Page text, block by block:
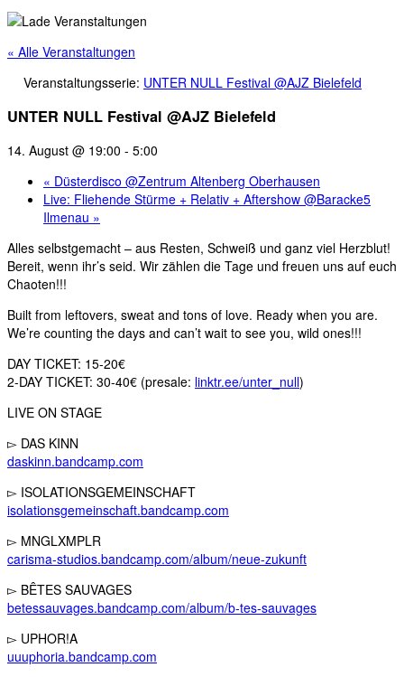
« Alle Veranstaltungen
Veranstaltungsserie: UNTER NULL Festival @AJZ Bielefeld
UNTER NULL Festival @AJZ Bielefeld
14. August @ 19:00 - 5:00
« Düsterdisco @Zentrum Altenberg Oberhausen
Live: Fliehende Stürme + Relativ + Aftershow @Baracke5
Ilmenau »
Alles selbstgemacht – aus Resten, Schweiß und ganz viel Herzblut!
Bereit, wenn ihr’s seid. Wir zählen die Tage und freuen uns auf euch
Chaoten!!!
Built from leftovers, sweat and tons of love. Ready when you are.
We’re counting the days and can’t wait to see you, wild ones!!!
DAY TICKET: 15-20€
2-DAY TICKET: 30-40€ (presale: linktr.ee/unter_null)
LIVE ON STAGE
▻ DAS KINN
daskinn.bandcamp.com
▻ ISOLATIONSGEMEINSCHAFT
isolationsgemeinschaft.bandcamp.com
▻ MNGLXMPLR
carisma-studios.bandcamp.com/album/neue-zukunft
▻ BÊTES SAUVAGES
betessauvages.bandcamp.com/album/b-tes-sauvages
▻ UPHOR!A
uuuphoria.bandcamp.com